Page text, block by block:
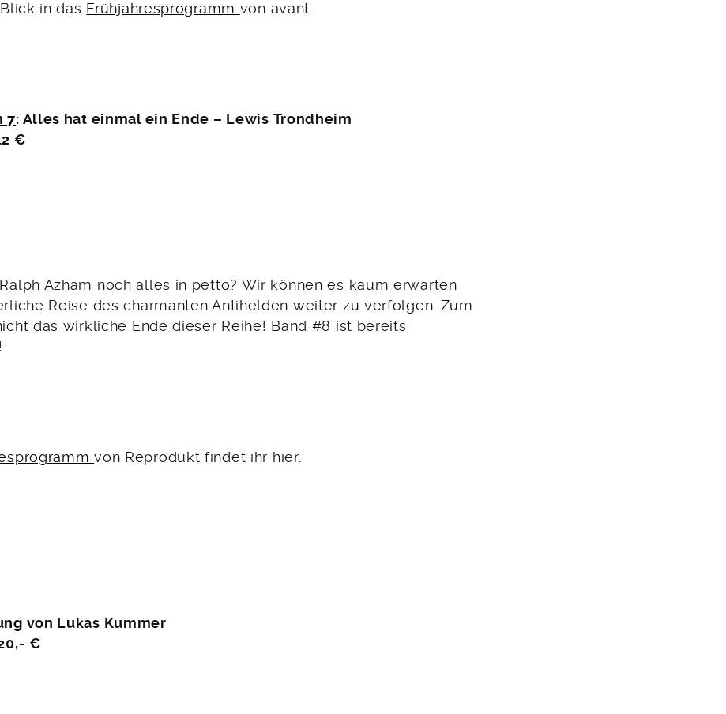
in das Frühjahresprogramm von avant.
7: Alles hat einmal ein Ende – Lewis Trondheim
€
Azham noch alles in petto? Wir können es kaum erwarten
Reise des charmanten Antihelden weiter zu verfolgen. Zum
das wirkliche Ende dieser Reihe! Band #8 ist bereits
von Reprodukt findet ihr hier.
von Lukas Kummer
€